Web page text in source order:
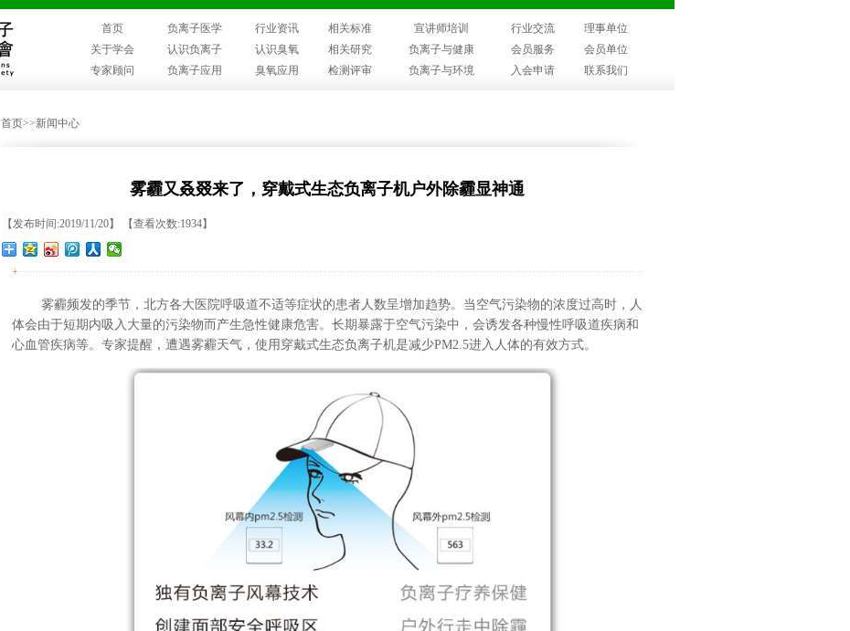
首页 负离子医学 行业资讯 相关标准 宣讲师培训 行业交流
理事单位
关于学会
认识负离子 认识臭氧 相关研究 负离子与健康 会员服务
会员单位
专家顾问
负离子应用 臭氧应用 检测评审 负离子与环境 入会申请 联系我们
首页>>新闻中心
雾霾又叒叕来了，穿戴式生态负离子机户外除霾显神通
【发布时间:2019/11/20】 【查看次数:1934】
+
雾霾频发的季节，北方各大医院呼吸道不适等症状的患者人数呈增加趋势。当空气污染物的浓度过高时，人
体会由于短期内吸入大量的污染物而产生急性健康危害。长期暴露于空气污染中，会诱发各种慢性呼吸道疾病和
心血管疾病等。专家提醒，遭遇雾霾天气，使用穿戴式生态负离子机是减少PM2.5进入人体的有效方式。